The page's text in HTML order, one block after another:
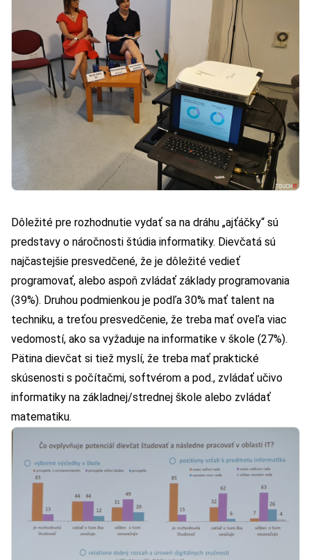
Dôležité pre rozhodnutie vydať sa na dráhu „ajťáčky“ sú
predstavy o náročnosti štúdia informatiky. Dievčatá sú
najčastejšie presvedčené, že je dôležité vedieť
programovať, alebo aspoň zvládať základy programovania
(39%). Druhou podmienkou je podľa 30% mať talent na
techniku, a treťou presvedčenie, že treba mať oveľa viac
vedomostí, ako sa vyžaduje na informatike v škole (27%).
Pätina dievčat si tiež myslí, že treba mať praktické
skúsenosti s počítačmi, softvérom a pod., zvládať učivo
informatiky na základnej/strednej škole alebo zvládať
matematiku.